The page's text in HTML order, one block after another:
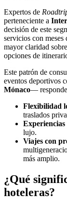
Expertos de
perteneciente a
decisión de este
servicios con meses
mayor claridad
opciones de
Este patrón de
eventos deportivos
Mónaco— responde
Flexibilidad
traslados
Experiencias
lujo.
Viajes con
más amplio.
¿Qué
hoteleras?